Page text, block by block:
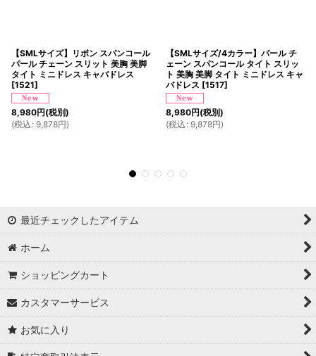
【SMLサイズ】リボン スパンコール
パール チェーン スリット 美胸 美脚
タイト ミニドレス キャバドレス
[1521]
8,980円(税別)
(税込 : 9,878円)
【SMLサイズ/4カラー】パール チ
ェーン スパンコール タイト スリッ
ト 美胸 美脚 タイト ミニドレス キャ
バドレス [1517]
8,980円(税別)
(税込 : 9,878円)
最近チェックしたアイテム
ホーム
ショッピングカート
カスタマーサービス
お気に入り